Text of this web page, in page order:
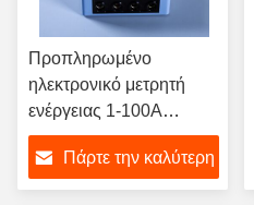
Προπληρωμένο
ηλεκτρονικό μετρητή
ενέργειας 1-100A
Διάστημα ρεύματος ≤
95% Αποθήκευση και
υγρασία εργασίας για
Πάρτε την καλύτερη